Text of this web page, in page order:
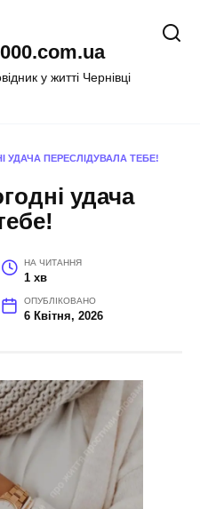
у житті Чернівці
ПЕРЕСЛІДУВАЛА ТЕБЕ!
удача
НА ЧИТАННЯ
1 хв
ОПУБЛІКОВАНО
6 Квітня, 2026